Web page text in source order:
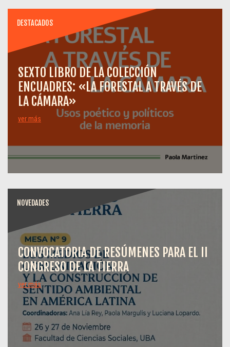
DESTACADOS
SEXTO LIBRO DE LA COLECCIÓN
ENCUADRES: «LA FORESTAL A TRAVÉS DE
LA CÁMARA»
ver más
NOVEDADES
CONVOCATORIA DE RESÚMENES PARA EL II
CONGRESO DE LA TIERRA
ver más